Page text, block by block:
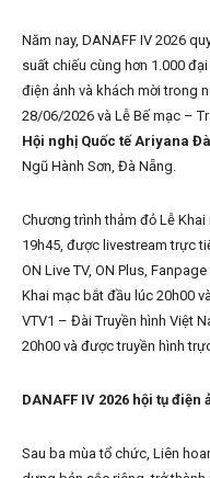
Năm nay, DANAFF IV 2026
suất chiếu cùng hơn 1.000
điện ảnh và khách mời trong
28/06/2026 và Lễ Bế mạc –
Hội nghị Quốc tế Ariyana
Ngũ Hành Sơn, Đà Nẵng.
Chương trình thảm đỏ Lễ
19h45, được livestream trực
ON Live TV, ON Plus,
Khai mạc bắt đầu lúc 20h00
VTV1 – Đài Truyền hình Việt
20h00 và được truyền hình
DANAFF IV 2026 hội tụ
Sau ba mùa tổ chức, Liên